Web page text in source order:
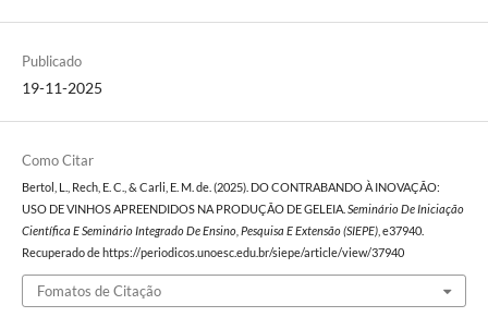
Publicado
19-11-2025
Como Citar
Bertol, L., Rech, E. C., & Carli, E. M. de. (2025). DO CONTRABANDO À INOVAÇÃO:
USO DE VINHOS APREENDIDOS NA PRODUÇÃO DE GELEIA. Seminário De Iniciação
Científica E Seminário Integrado De Ensino, Pesquisa E Extensão (SIEPE), e37940.
Recuperado de https://periodicos.unoesc.edu.br/siepe/article/view/37940
Fomatos de Citação